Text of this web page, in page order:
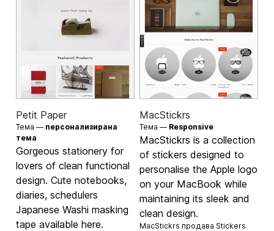
Petit Paper
Тема — персонализирана
тема
Gorgeous stationery for
lovers of clean functional
design. Cute notebooks,
diaries, schedulers
Japanese Washi masking
tape available here.
MacStickrs
Тема — Responsive
MacStickrs is a collection
of stickers designed to
personalise the Apple logo
on your MacBook while
maintaining its sleek and
clean design.
MacStickrs продава Stickers